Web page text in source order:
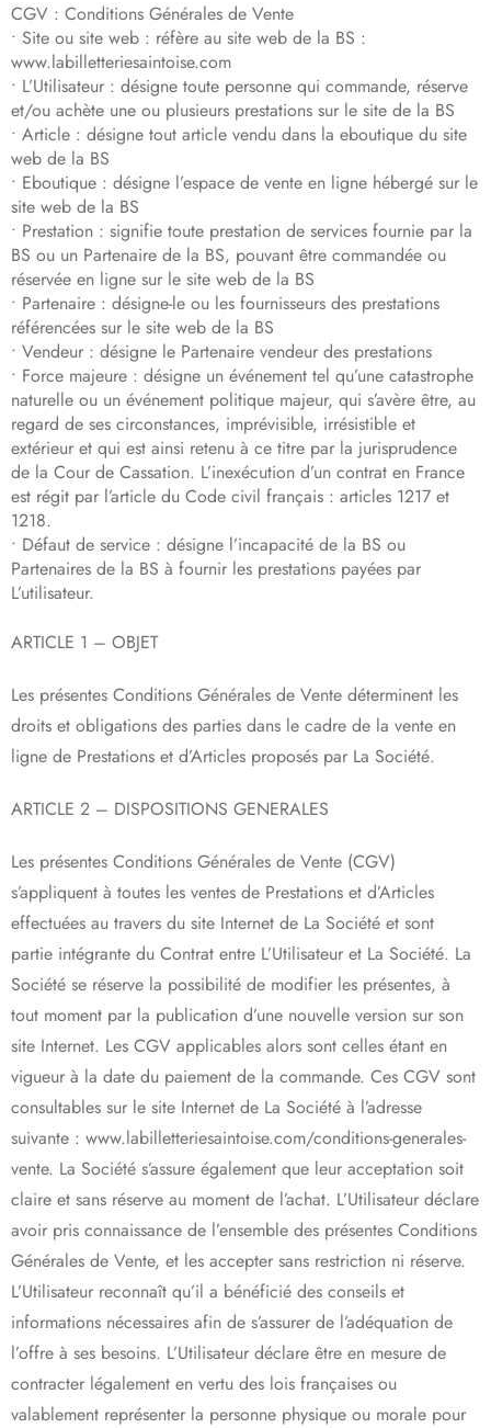
CGV : Conditions Générales de Vente
• Site ou site web : réfère au site web de la BS :
www.labilletteriesaintoise.com
• L’Utilisateur : désigne toute personne qui commande, réserve
et/ou achète une ou plusieurs prestations sur le site de la BS
• Article : désigne tout article vendu dans la eboutique du site
web de la BS
• Eboutique : désigne l’espace de vente en ligne hébergé sur le
site web de la BS
• Prestation : signifie toute prestation de services fournie par la
BS ou un Partenaire de la BS, pouvant être commandée ou
réservée en ligne sur le site web de la BS
• Partenaire : désigne-le ou les fournisseurs des prestations
référencées sur le site web de la BS
• Vendeur : désigne le Partenaire vendeur des prestations
• Force majeure : désigne un événement tel qu’une catastrophe
naturelle ou un événement politique majeur, qui s’avère être, au
regard de ses circonstances, imprévisible, irrésistible et
extérieur et qui est ainsi retenu à ce titre par la jurisprudence
de la Cour de Cassation. L’inexécution d’un contrat en France
est régit par l’article du Code civil français : articles 1217 et
1218.
• Défaut de service : désigne l’incapacité de la BS ou
Partenaires de la BS à fournir les prestations payées par
L’utilisateur.
ARTICLE 1 – OBJET
Les présentes Conditions Générales de Vente déterminent les
droits et obligations des parties dans le cadre de la vente en
ligne de Prestations et d’Articles proposés par La Société.
ARTICLE 2 – DISPOSITIONS GENERALES
Les présentes Conditions Générales de Vente (CGV)
s’appliquent à toutes les ventes de Prestations et d’Articles
effectuées au travers du site Internet de La Société et sont
partie intégrante du Contrat entre L’Utilisateur et La Société. La
Société se réserve la possibilité de modifier les présentes, à
tout moment par la publication d’une nouvelle version sur son
site Internet. Les CGV applicables alors sont celles étant en
vigueur à la date du paiement de la commande. Ces CGV sont
consultables sur le site Internet de La Société à l’adresse
suivante : www.labilletteriesaintoise.com/conditions-generales-
vente. La Société s’assure également que leur acceptation soit
claire et sans réserve au moment de l’achat. L’Utilisateur déclare
avoir pris connaissance de l’ensemble des présentes Conditions
Générales de Vente, et les accepter sans restriction ni réserve.
L’Utilisateur reconnaît qu’il a bénéficié des conseils et
informations nécessaires afin de s’assurer de l’adéquation de
l’offre à ses besoins. L’Utilisateur déclare être en mesure de
contracter légalement en vertu des lois françaises ou
valablement représenter la personne physique ou morale pour